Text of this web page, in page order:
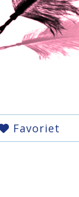
Favoriet